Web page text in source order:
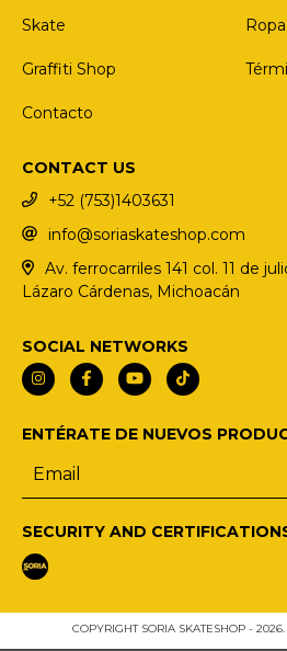
Skate Ropa
Graffiti Shop
Contacto
CONTACT US
+52 (753)1403631
info@soriaskateshop.com
Av. ferrocarriles 141 col. 11 de
Lázaro Cárdenas, Michoacán
SOCIAL NETWORKS
ENTÉRATE DE NUEVOS
SECURITY AND
COPYRIGHT SORIA SKATESHOP -